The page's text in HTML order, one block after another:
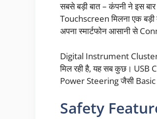
सबसे बड़ी बात – कंपनी ने इस बार
Touchscreen मिलना एक
अपना स्मार्टफोन आसानी से
Digital Instrument Cluster में
मिल रही है, यह सब कुछ। USB
Power Steering जैसी Basic
Safety